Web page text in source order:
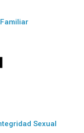
Sexual